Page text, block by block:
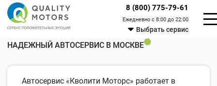
8 (800) 775-79-61
Ежедневно с 8:00 до 22:00
Выбрать сервис
НАДЕЖНЫЙ АВТОСЕРВИС В МОСКВЕ
Автосервис «Кволити Моторс» работает в